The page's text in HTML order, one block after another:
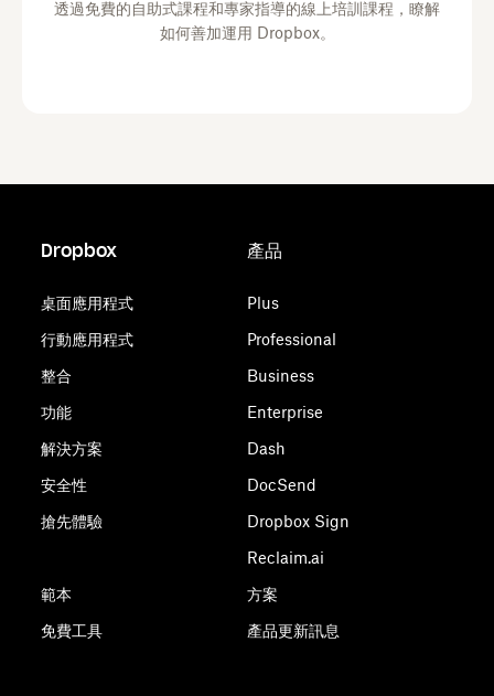
透過免費的自助式課程和專家指導的線上培訓課程，瞭解
如何善加運用 Dropbox。
Dropbox
桌面應用程式
行動應用程式
整合
功能
解決方案
安全性
搶先體驗
範本
免費工具
產品
Plus
Professional
Business
Enterprise
Dash
DocSend
Dropbox Sign
Reclaim.ai
方案
產品更新訊息